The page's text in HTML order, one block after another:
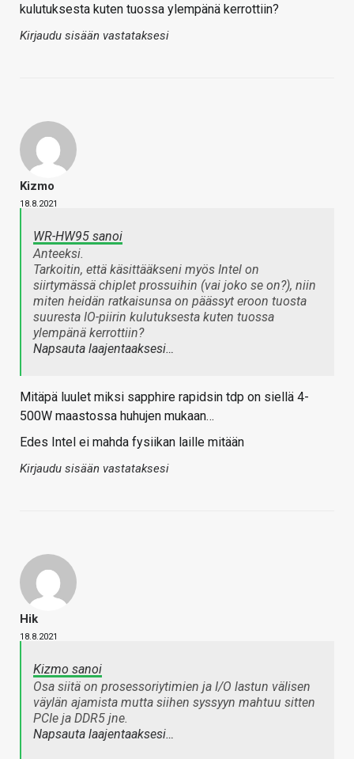
kulutuksesta kuten tuossa ylempänä kerrottiin?
Kirjaudu sisään vastataksesi
Kizmo
18.8.2021
WR-HW95 sanoi
Anteeksi.
Tarkoitin, että käsittääkseni myös Intel on
siirtymässä chiplet prossuihin (vai joko se on?), niin
miten heidän ratkaisunsa on päässyt eroon tuosta
suuresta IO-piirin kulutuksesta kuten tuossa
ylempänä kerrottiin?
Napsauta laajentaaksesi…
Mitäpä luulet miksi sapphire rapidsin tdp on siellä 4-
500W maastossa huhujen mukaan…
Edes Intel ei mahda fysiikan laille mitään
Kirjaudu sisään vastataksesi
Hik
18.8.2021
Kizmo sanoi
Osa siitä on prosessoriytimien ja I/O lastun välisen
väylän ajamista mutta siihen syssyyn mahtuu sitten
PCIe ja DDR5 jne.
Napsauta laajentaaksesi…